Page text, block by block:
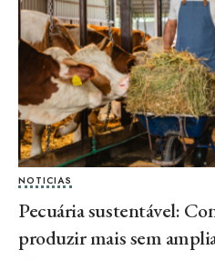
NOTICIAS
Pecuária sustentável:
produzir mais sem